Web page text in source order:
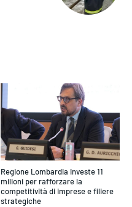
Regione Lombardia investe 11
milioni per rafforzare la
competitività di imprese e filiere
strategiche